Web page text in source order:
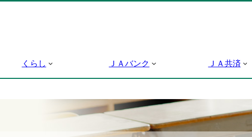
くらし ＪＡバンク ＪＡ共済